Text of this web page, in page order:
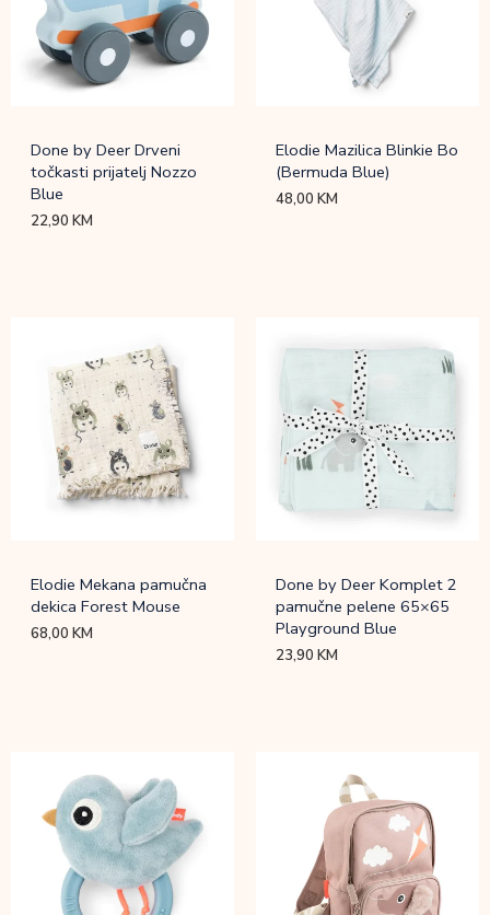
Done by Deer Drveni
točkasti prijatelj Nozzo
Blue
22,90KM
Elodie Mazilica Blinkie Bo
(Bermuda Blue)
48,00KM
Elodie Mekana pamučna
dekica Forest Mouse
68,00KM
Done by Deer Komplet 2
pamučne pelene 65×65
Playground Blue
23,90KM